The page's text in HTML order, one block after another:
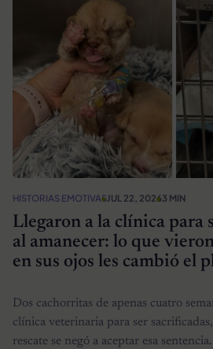
HISTORIAS EMOTIVASJUL 22, 20263 MIN
Llegaron a la clínica para
al amanecer: lo que
en sus ojos les cambió el
Dos cachorritas de apenas cuatro
clínica veterinaria para ser
rescate se negó a aceptar esa sentencia.